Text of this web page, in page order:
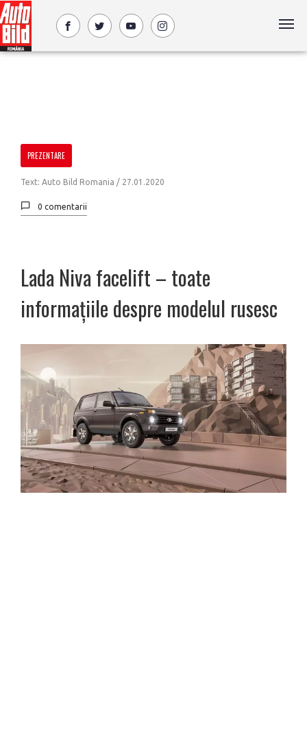
PREZENTARE
Text: Auto Bild Romania / 27.01.2020
0 comentarii
Lada Niva facelift – toate
informaţiile despre modelul rusesc